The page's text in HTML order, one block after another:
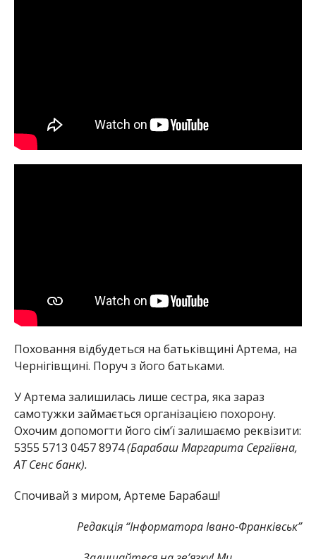
Поховання відбудеться на батьківщині Артема, на
Чернігівщині. Поруч з його батьками.
У Артема залишилась лише сестра, яка зараз
самотужки займається організацією похорону.
Охочим допомогти його сім’ї залишаємо реквізити:
5355 5713 0457 8974(Барабаш Маргарита Сергіївна,
АТ Сенс банк).
Спочивай з миром, Артеме Барабаш!
Редакція “Інформатора Івано-Франківськ”